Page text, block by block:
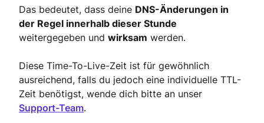
Das bedeutet, dass deine DNS-Änderungen in
der Regel innerhalb dieser Stunde
weitergegeben und wirksam werden.
Diese Time-To-Live-Zeit ist für gewöhnlich
ausreichend, falls du jedoch eine individuelle TTL-
Zeit benötigst, wende dich bitte an unser
Support-Team.